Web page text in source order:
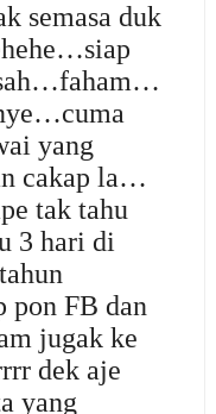
semasa duk
yang
cakap la…
tak tahu
3 hari di
pon FB dan
jugak ke
dek aje
yang